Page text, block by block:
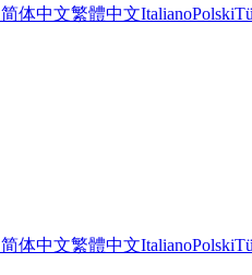
简体中文繁體中文ItalianoPolski
简体中文繁體中文ItalianoPolski